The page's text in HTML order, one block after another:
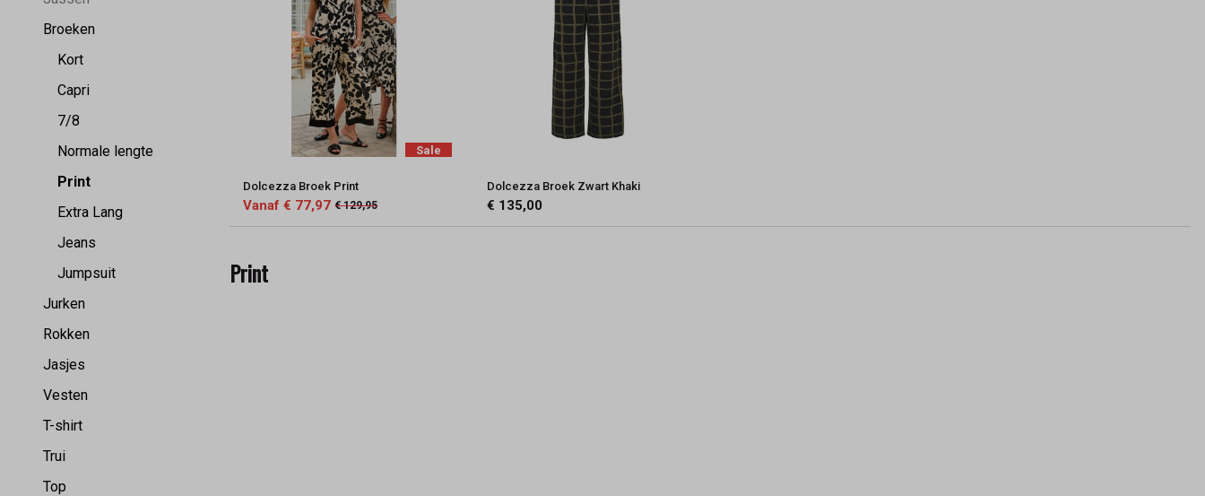
Broeken
Kort
Capri
7/8
Normale lengte
Print
Extra Lang
Jeans
Jumpsuit
Jurken
Rokken
Jasjes
Vesten
T-shirt
Trui
Top
Sale
Dolcezza Broek Print
Vanaf € 77,97 € 129,95
Dolcezza Broek Zwart Khaki
€ 135,00
Print